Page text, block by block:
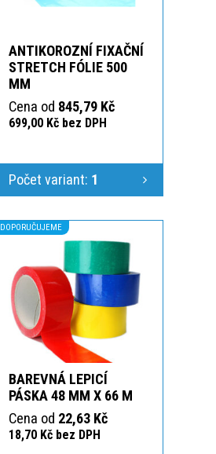
ANTIKOROZNÍ FIXAČNÍ
STRETCH FÓLIE 500
MM
Cena od 845,79 Kč
699,00 Kč bez DPH
Počet variant: 1
DOPORUČUJEME
BAREVNÁ LEPICÍ
PÁSKA 48 MM X 66 M
Cena od 22,63 Kč
18,70 Kč bez DPH